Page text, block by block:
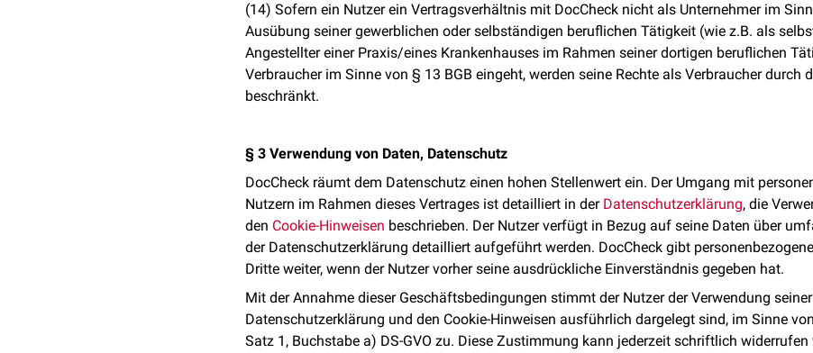
(14) Sofern ein Nutzer ein Vertragsverhältnis mit DocCheck nicht als Unternehmer im
Ausübung seiner gewerblichen oder selbständigen beruflichen Tätigkeit (wie z.B. als
Angestellter einer Praxis/eines Krankenhauses im Rahmen seiner dortigen beruflichen
Verbraucher im Sinne von § 13 BGB eingeht, werden seine Rechte als Verbraucher durch
beschränkt.
§ 3 Verwendung von Daten, Datenschutz
DocCheck räumt dem Datenschutz einen hohen Stellenwert ein. Der Umgang mit
Nutzern im Rahmen dieses Vertrages ist detailliert in der Datenschutzerklärung, die
den Cookie-Hinweisen beschrieben. Der Nutzer verfügt in Bezug auf seine Daten über
der Datenschutzerklärung detailliert aufgeführt werden. DocCheck gibt
Dritte weiter, wenn der Nutzer vorher seine ausdrückliche Einverständnis gegeben hat.
Mit der Annahme dieser Geschäftsbedingungen stimmt der Nutzer der Verwendung
Datenschutzerklärung und den Cookie-Hinweisen ausführlich dargelegt sind, im Sinne
Satz 1, Buchstabe a) DS-GVO zu. Diese Zustimmung kann jederzeit schriftlich widerrufen